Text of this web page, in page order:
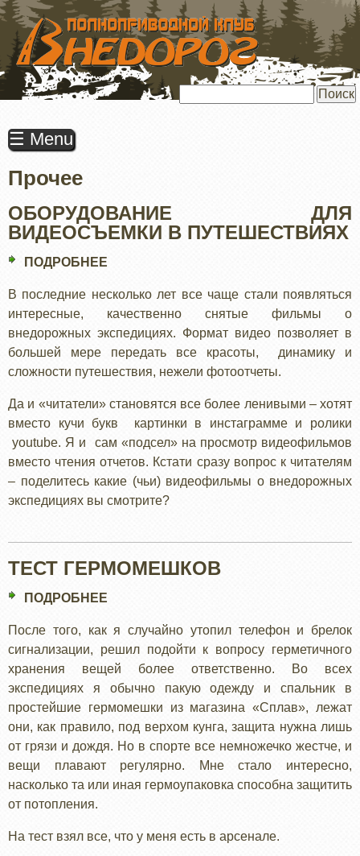
ПЕРЕЙТИ
ОСНОВНОМУ
СОДЕРЖАНИЮ
☰ Menu
Прочее
ОБОРУДОВАНИЕ ДЛЯ
ВИДЕОСЪЕМКИ В ПУТЕШЕСТВИЯХ
ПОДРОБНЕЕ
ДЛЯ
ВИДЕОСЪЕМКИ
В
ПУТЕШЕСТВИЯХ
В последние несколько лет все чаще стали появляться
интересные, качественно снятые фильмы о
внедорожных экспедициях. Формат видео позволяет в
большей мере передать все красоты, динамику и
сложности путешествия, нежели фотоотчеты.
Да и «читатели» становятся все более ленивыми – хотят
вместо кучи букв картинки в инстаграмме и ролики
youtube. Я и сам «подсел» на просмотр видеофильмов
вместо чтения отчетов. Кстати сразу вопрос к читателям
– поделитесь какие (чьи) видеофильмы о внедорожных
экспедициях вы смотрите?
ТЕСТ ГЕРМОМЕШКОВ
ПОДРОБНЕЕ
ГЕРМОМЕШКОВ
После того, как я случайно утопил телефон и брелок
сигнализации, решил подойти к вопросу герметичного
хранения вещей более ответственно. Во всех
экспедициях я обычно пакую одежду и спальник в
простейшие гермомешки из магазина «Сплав», лежат
они, как правило, под верхом кунга, защита нужна лишь
от грязи и дождя. Но в спорте все немножечко жестче, и
вещи плавают регулярно. Мне стало интересно,
насколько та или иная гермоупаковка способна защитить
от потопления.
На тест взял все, что у меня есть в арсенале.